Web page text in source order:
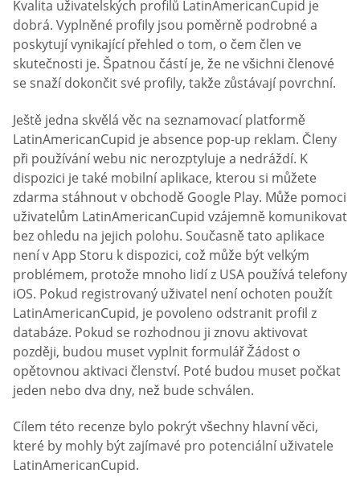
Kvalita uživatelských profilů LatinAmericanCupid je
dobrá. Vyplněné profily jsou poměrně podrobné a
poskytují vynikající přehled o tom, o čem člen ve
skutečnosti je. Špatnou částí je, že ne všichni členové
se snaží dokončit své profily, takže zůstávají povrchní.
Ještě jedna skvělá věc na seznamovací platformě
LatinAmericanCupid je absence pop-up reklam. Členy
při používání webu nic nerozptyluje a nedráždí. K
dispozici je také mobilní aplikace, kterou si můžete
zdarma stáhnout v obchodě Google Play. Může pomoci
uživatelům LatinAmericanCupid vzájemně komunikovat
bez ohledu na jejich polohu. Současně tato aplikace
není v App Storu k dispozici, což může být velkým
problémem, protože mnoho lidí z USA používá telefony
iOS. Pokud registrovaný uživatel není ochoten použít
LatinAmericanCupid, je povoleno odstranit profil z
databáze. Pokud se rozhodnou ji znovu aktivovat
později, budou muset vyplnit formulář Žádost o
opětovnou aktivaci členství. Poté budou muset počkat
jeden nebo dva dny, než bude schválen.
Cílem této recenze bylo pokrýt všechny hlavní věci,
které by mohly být zajímavé pro potenciální uživatele
LatinAmericanCupid.